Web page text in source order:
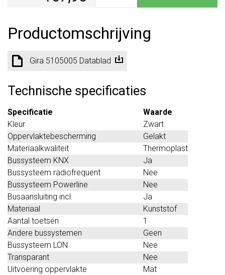
Productomschrijving
Gira 5105005 Datablad
Technische specificaties
Specificatie
Waarde
Kleur
Zwart
Oppervlaktebescherming
Gelakt
Materiaalkwaliteit
Thermoplast
Bussysteem KNX
Ja
Bussysteem radiofrequent
Nee
Bussysteem Powerline
Nee
Busaansluiting incl.
Ja
Materiaal
Kunststof
Aantal toetsen
1
Andere bussystemen
Geen
Bussysteem LON
Nee
Transparant
Nee
Uitvoering oppervlakte
Mat